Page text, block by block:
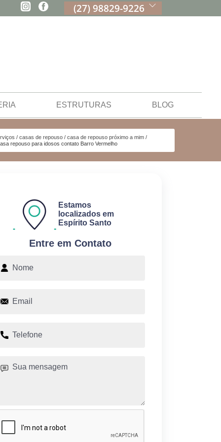
(27) 98829-9226
ESTRUTURAS BLOG
casas de repouso
casa de repouso próximo a mim
repouso para idosos contato Barro Vermelho
Entre em Contato
Estamos
localizados em
Espírito Santo